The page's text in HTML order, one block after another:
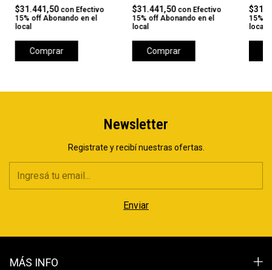
$31.441,50 con Efectivo
15% off Abonando en el
local
Comprar
$31.441,50 con Efectivo
15% off Abonando en el
local
Comprar
15%
local
Newsletter
Registrate y recibí nuestras ofertas.
MÁS INFO